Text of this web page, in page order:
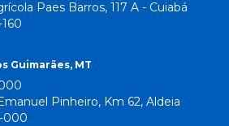
Paes Barros, 117 A - Cuiabá
Guimarães, MT
Pinheiro, Km 62, Aldeia
000